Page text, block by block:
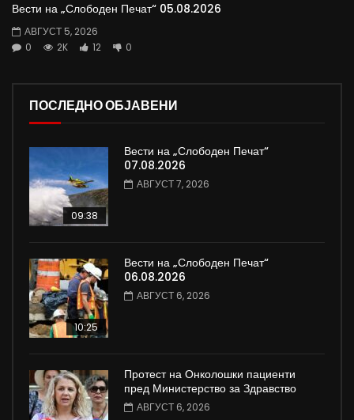
Вести на „Слободен Печат“ 05.08.2026
АВГУСТ 5, 2026
0
2K 12 0
ПОСЛЕДНО ОБЈАВЕНИ
09:38
Вести на „Слободен Печат“
07.08.2026
АВГУСТ 7, 2026
10:25
Вести на „Слободен Печат“
06.08.2026
АВГУСТ 6, 2026
Протест на Онколошки пациенти
пред Министерство за Здравство
АВГУСТ 6, 2026